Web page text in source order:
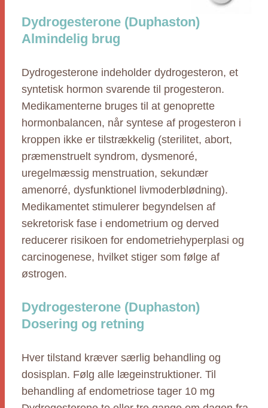
Dydrogesterone (Duphaston)
Almindelig brug
Dydrogesterone indeholder dydrogesteron, et
syntetisk hormon svarende til progesteron.
Medikamenterne bruges til at genoprette
hormonbalancen, når syntese af progesteron i
kroppen ikke er tilstrækkelig (sterilitet, abort,
præmenstruelt syndrom, dysmenoré,
uregelmæssig menstruation, sekundær
amenorré, dysfunktionel livmoderblødning).
Medikamentet stimulerer begyndelsen af
sekretorisk fase i endometrium og derved
reducerer risikoen for endometriehyperplasi og
carcinogenese, hvilket stiger som følge af
østrogen.
Dydrogesterone (Duphaston)
Dosering og retning
Hver tilstand kræver særlig behandling og
dosisplan. Følg alle lægeinstruktioner. Til
behandling af endometriose tager 10 mg